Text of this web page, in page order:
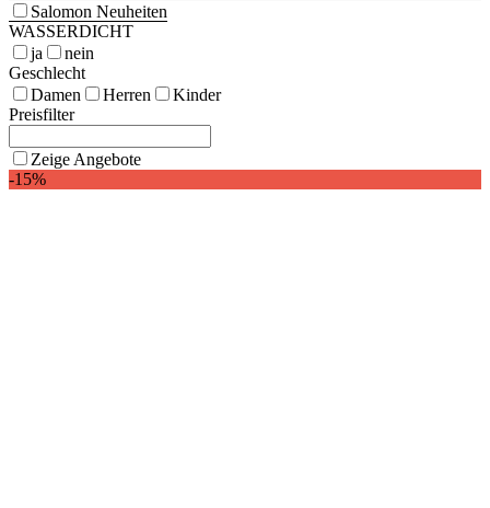
Salomon Neuheiten
WASSERDICHT
ja
nein
Geschlecht
Damen
Herren
Kinder
Preisfilter
Zeige Angebote
-15%